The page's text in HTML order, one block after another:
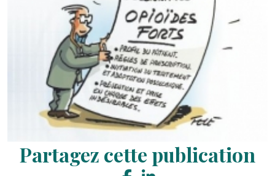
Partagez cette publication